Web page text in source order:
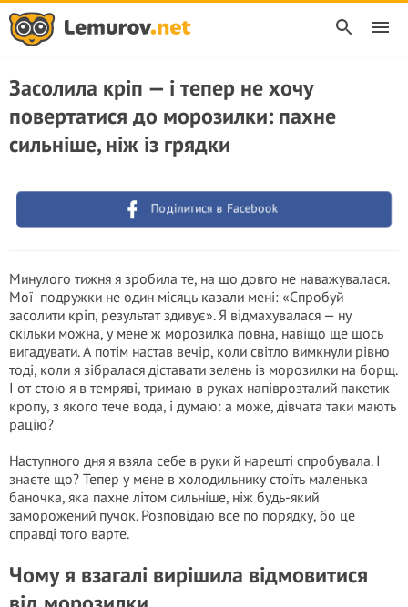
Засолила кріп — і тепер не хочу
повертатися до морозилки: пахне
сильніше, ніж із грядки
Поділитися в Facebook
Минулого тижня я зробила те, на що довго не наважувалася.
Мої подружки не один місяць казали мені: «Спробуй
засолити кріп, результат здивує». Я відмахувалася — ну
скільки можна, у мене ж морозилка повна, навіщо ще щось
вигадувати. А потім настав вечір, коли світло вимкнули рівно
тоді, коли я зібралася діставати зелень із морозилки на борщ.
І от стою я в темряві, тримаю в руках напіврозталий пакетик
кропу, з якого тече вода, і думаю: а може, дівчата таки мають
рацію?
Наступного дня я взяла себе в руки й нарешті спробувала. І
знаєте що? Тепер у мене в холодильнику стоїть маленька
баночка, яка пахне літом сильніше, ніж будь-який
заморожений пучок. Розповідаю все по порядку, бо це
справді того варте.
Чому я взагалі вирішила відмовитися